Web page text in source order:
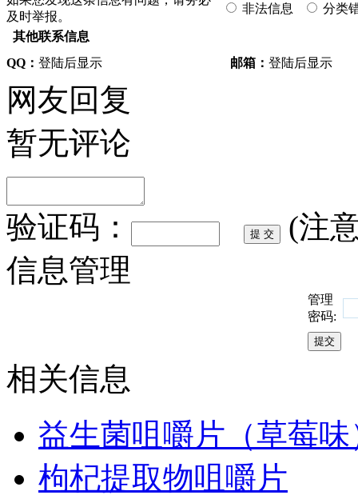
及时举报。
非法信息 分类
其他联系信息
QQ： 登陆后显示 邮箱： 登陆后显示
网友回复
暂无评论
验证码：
(注
信息管理
管理
密码:
相关信息
益生菌咀嚼片（草莓味
枸杞提取物咀嚼片